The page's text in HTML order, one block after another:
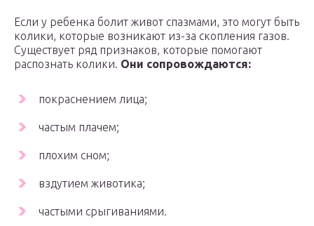
Если у ребенка болит живот спазмами, это могут быть
колики, которые возникают из-за скопления газов.
Существует ряд признаков, которые помогают
распознать колики. Они сопровождаются:
покраснением лица;
частым плачем;
плохим сном;
вздутием животика;
частыми срыгиваниями.